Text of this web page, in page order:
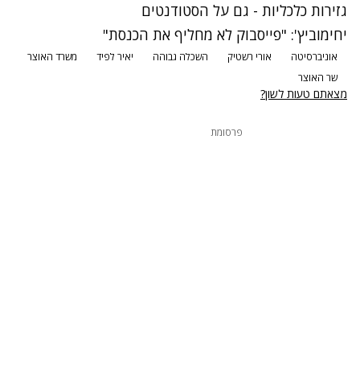
גזירות כלכליות - גם על הסטודנטים
יחימוביץ': "פייסבוק לא מחליף את הכנסת"
אוניברסיטה אורי רשטיק השכלה גבוהה יאיר לפיד
משרד האוצר
שר האוצר
מצאתם טעות לשון?
פרסומת